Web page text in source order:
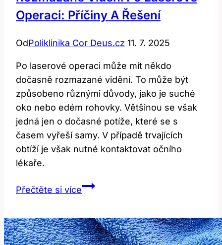
Operaci: Příčiny A Řešení
OdPoliklinika Cor Deus.cz 11. 7. 2025
Po laserové operaci může mít někdo
dočasně rozmazané vidění. To může být
způsobeno různými důvody, jako je suché
oko nebo edém rohovky. Většinou se však
jedná jen o dočasné potíže, které se s
časem vyřeší samy. V případě trvajících
obtíží je však nutné kontaktovat očního
lékaře.
Přečtěte si víceRozmazané
laserové
operaci: